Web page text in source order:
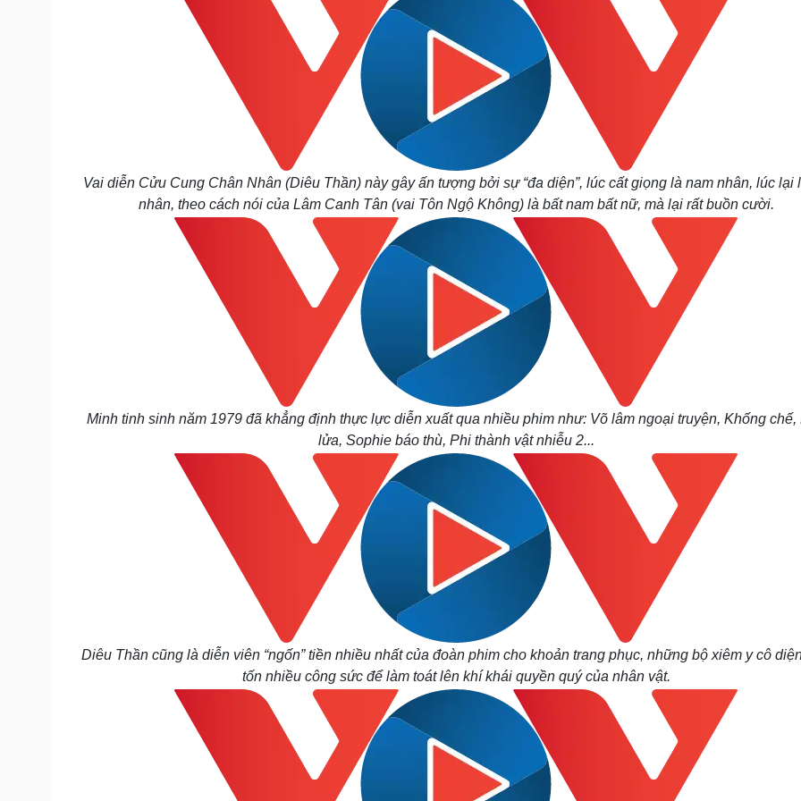
Vai diễn Cửu Cung Chân Nhân (Diêu Thần) này gây ấn tượng bởi sự “đa diện”, lúc cất giọng là nam nhân, lúc lại
nhân, theo cách nói của Lâm Canh Tân (vai Tôn Ngộ Không) là bất nam bất nữ, mà lại rất buồn cười.
Minh tinh sinh năm 1979 đã khẳng định thực lực diễn xuất qua nhiều phim như: Võ lâm ngoại truyện, Khống chế,
lửa, Sophie báo thù, Phi thành vật nhiễu 2...
Diêu Thần cũng là diễn viên “ngốn” tiền nhiều nhất của đoàn phim cho khoản trang phục, những bộ xiêm y cô
tốn nhiều công sức để làm toát lên khí khái quyền quý của nhân vật.